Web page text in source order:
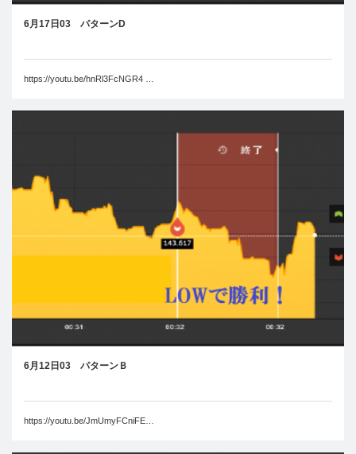
6月17日03 パターンD
https://youtu.be/hnRl3FcNGR4 …
6月12日03 パターンＢ
https://youtu.be/JmUmyFCniFE…